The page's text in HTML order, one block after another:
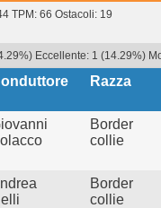
TPM: 66 Ostacoli: 19
Eccellente: 1 (14.29%)
Razza
Border
collie
Border
collie